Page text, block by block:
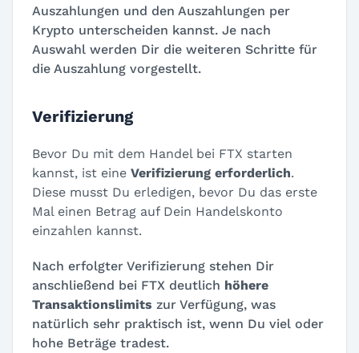
Auszahlungen und den Auszahlungen per
Krypto unterscheiden kannst. Je nach
Auswahl werden Dir die weiteren Schritte für
die Auszahlung vorgestellt.
Verifizierung
Bevor Du mit dem Handel bei FTX starten
kannst, ist eine Verifizierung erforderlich.
Diese musst Du erledigen, bevor Du das erste
Mal einen Betrag auf Dein Handelskonto
einzahlen kannst.
Nach erfolgter Verifizierung stehen Dir
anschließend bei FTX deutlich höhere
Transaktionslimits zur Verfügung, was
natürlich sehr praktisch ist, wenn Du viel oder
hohe Beträge tradest.